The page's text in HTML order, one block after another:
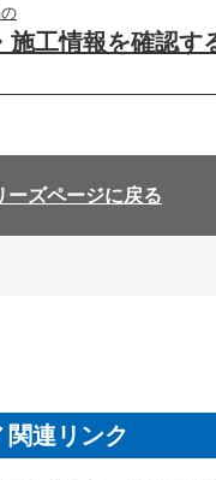
施工情報を確認す
ーズページに戻る
関連リンク